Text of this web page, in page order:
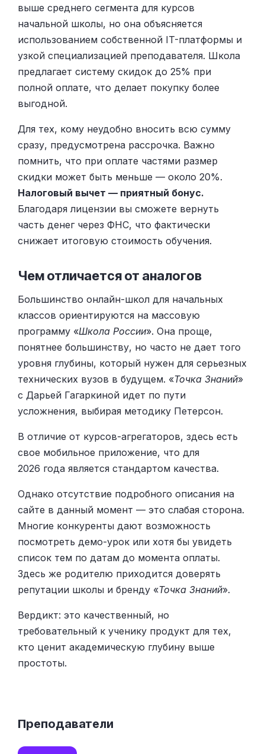
выше среднего сегмента для курсов
начальной школы, но она объясняется
использованием собственной IT-платформы и
узкой специализацией преподавателя. Школа
предлагает систему скидок до 25% при
полной оплате, что делает покупку более
выгодной.
Для тех, кому неудобно вносить всю сумму
сразу, предусмотрена рассрочка. Важно
помнить, что при оплате частями размер
скидки может быть меньше — около 20%.
Налоговый вычет — приятный бонус.
Благодаря лицензии вы сможете вернуть
часть денег через ФНС, что фактически
снижает итоговую стоимость обучения.
Чем отличается от аналогов
Большинство онлайн-школ для начальных
классов ориентируются на массовую
программу «Школа России». Она проще,
понятнее большинству, но часто не дает того
уровня глубины, который нужен для серьезных
технических вузов в будущем. «Точка Знаний»
с Дарьей Гагаркиной идет по пути
усложнения, выбирая методику Петерсон.
В отличие от курсов-агрегаторов, здесь есть
свое мобильное приложение, что для
2026 года является стандартом качества.
Однако отсутствие подробного описания на
сайте в данный момент — это слабая сторона.
Многие конкуренты дают возможность
посмотреть демо-урок или хотя бы увидеть
список тем по датам до момента оплаты.
Здесь же родителю приходится доверять
репутации школы и бренду «Точка Знаний».
Вердикт: это качественный, но
требовательный к ученику продукт для тех,
кто ценит академическую глубину выше
простоты.
Преподаватели